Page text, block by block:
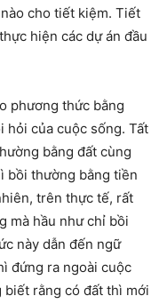
cho tiết kiệm. Tiết
hiện các dự án đầu
phương thức bằng
hỏi của cuộc sống. Tất
bằng đất cùng
bồi thường bằng tiền
trên thực tế, rất
mà hầu như chỉ bồi
này dẫn đến ngữ
đứng ra ngoài cuộc
rằng có đất thì mới